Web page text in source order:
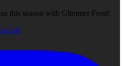
this season with Glimmer Frost!